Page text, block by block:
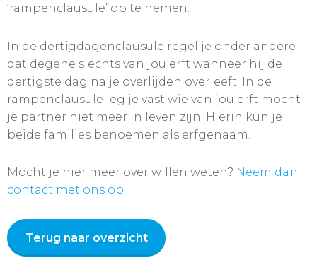
‘rampenclausule’ op te nemen.
In de dertigdagenclausule regel je onder andere
dat degene slechts van jou erft wanneer hij de
dertigste dag na je overlijden overleeft. In de
rampenclausule leg je vast wie van jou erft mocht
je partner niet meer in leven zijn. Hierin kun je
beide families benoemen als erfgenaam.
Mocht je hier meer over willen weten? Neem dan
contact met ons op.
Terug naar overzicht